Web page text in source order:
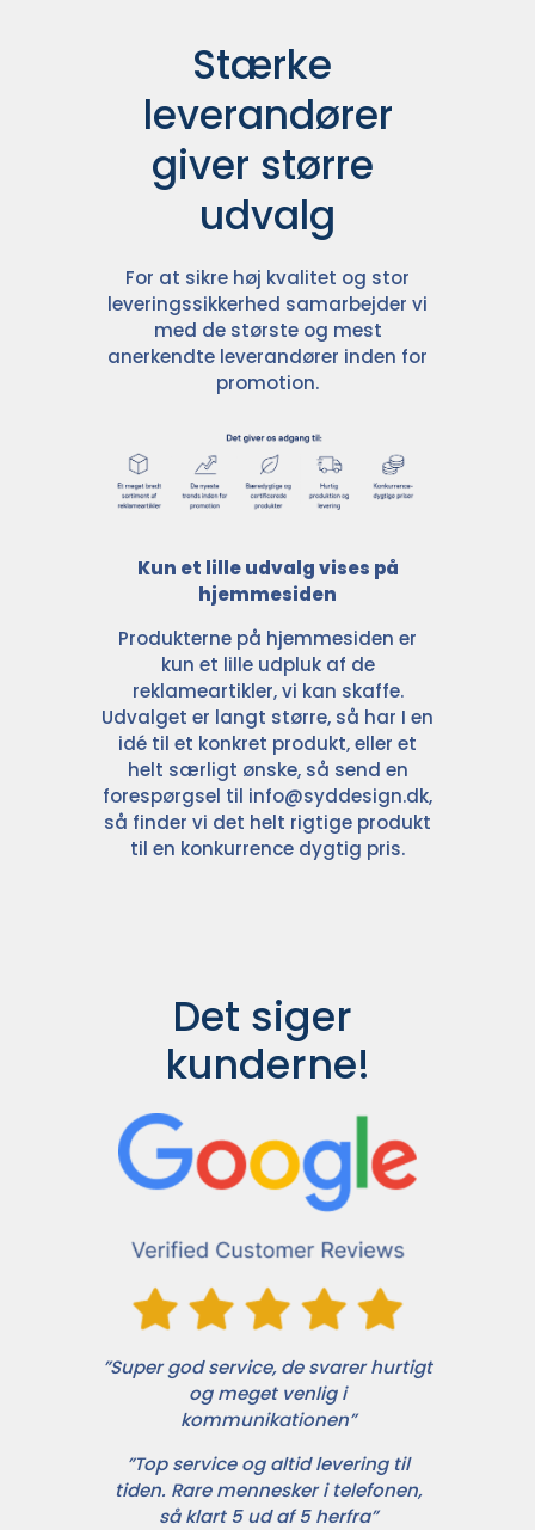
Stærke
leverandører
giver større
udvalg
For at sikre høj kvalitet og stor
leveringssikkerhed samarbejder vi
med de største og mest
anerkendte leverandører inden for
promotion.
Kun et lille udvalg vises på
hjemmesiden
Produkterne på hjemmesiden er
kun et lille udpluk af de
reklameartikler, vi kan skaffe.
Udvalget er langt større, så har I en
idé til et konkret produkt, eller et
helt særligt ønske, så send en
forespørgsel til info@syddesign.dk,
så finder vi det helt rigtige produkt
til en konkurrence dygtig pris.
Det siger
kunderne!
”Super god service, de svarer hurtigt
og meget venlig i
kommunikationen”
”Top service og altid levering til
tiden. Rare mennesker i telefonen,
så klart 5 ud af 5 herfra”